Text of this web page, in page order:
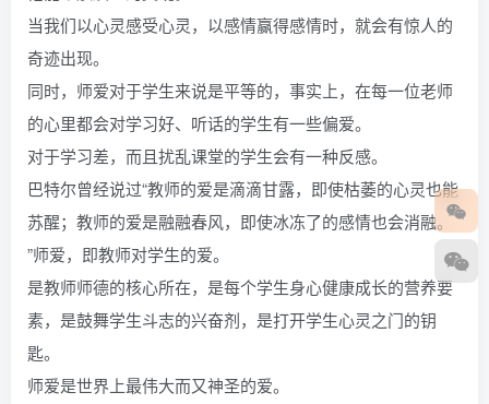
当我们以心灵感受心灵，以感情赢得感情时，就会有惊人的
奇迹出现。
同时，师爱对于学生来说是平等的，事实上，在每一位老师
的心里都会对学习好、听话的学生有一些偏爱。
对于学习差，而且扰乱课堂的学生会有一种反感。
巴特尔曾经说过“教师的爱是滴滴甘露，即使枯萎的心灵也能
苏醒；教师的爱是融融春风，即使冰冻了的感情也会消融。
”师爱，即教师对学生的爱。
是教师师德的核心所在，是每个学生身心健康成长的营养要
素，是鼓舞学生斗志的兴奋剂，是打开学生心灵之门的钥
匙。
师爱是世界上最伟大而又神圣的爱。